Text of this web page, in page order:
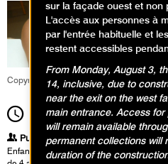
Copyright Service Culturel
11h00Durée1h30
Publics
Enfants / Ados
sur la façade ouest et non
L'accès aux personnes à
par l'entrée habituelle et
restent accessibles
From Monday, August 3,
14, inclusive, due to
near the exit on the west
main entrance. Access for
will remain available
permanent collections will
duration of the